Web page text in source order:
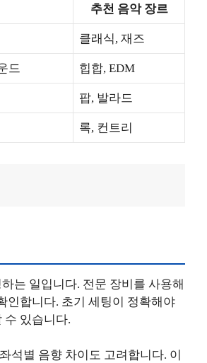
추천 음악 장르
클래식, 재즈
드 힙합, EDM
팝, 발라드
록, 컨트리
는 일입니다. 전문 장비를 사용해
인합니다. 초기 세팅이 정확해야
수 있습니다.
석별 음향 차이도 고려합니다. 이